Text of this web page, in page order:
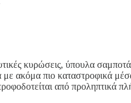
κυρώσεις, ύπουλα
ακόμα πιο καταστροφικά
από προληπτικά